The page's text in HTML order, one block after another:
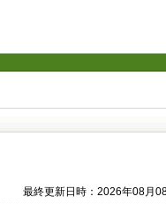
最終更新日時：2026年08月